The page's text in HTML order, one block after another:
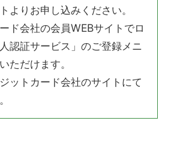
よりお申し込みください。
ド会社の会員WEBサイトでロ
認証サービス」のご登録メニ
ただけます。
ットカード会社のサイトにて